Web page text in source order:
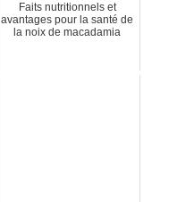
Faits nutritionnels et
avantages pour la santé de
la noix de macadamia